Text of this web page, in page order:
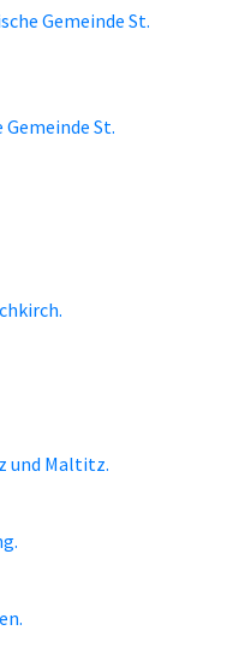
Gemeinde St.
Gemeinde St.
und Maltitz.